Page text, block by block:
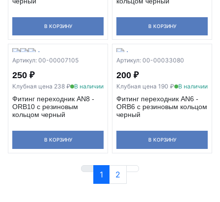
В КОРЗИНУ В КОРЗИНУ
Артикул: 00-00007105
250 ₽
Клубная цена 238 ₽ В наличии
Фитинг переходник AN8 -
ORB10 с резиновым
кольцом черный
В КОРЗИНУ
Артикул: 00-00033080
200 ₽
Клубная цена 190 ₽ В наличии
Фитинг переходник AN6 -
ORB6 с резиновым кольцом
черный
В КОРЗИНУ
1 2